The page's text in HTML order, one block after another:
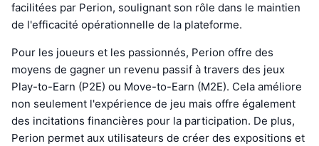
facilitées par Perion, soulignant son rôle dans le maintien
de l'efficacité opérationnelle de la plateforme.
Pour les joueurs et les passionnés, Perion offre des
moyens de gagner un revenu passif à travers des jeux
Play-to-Earn (P2E) ou Move-to-Earn (M2E). Cela améliore
non seulement l'expérience de jeu mais offre également
des incitations financières pour la participation. De plus,
Perion permet aux utilisateurs de créer des expositions et